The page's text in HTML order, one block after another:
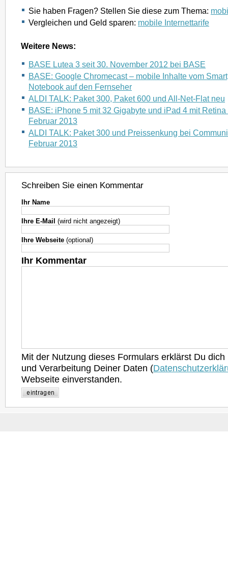
Sie haben Fragen? Stellen Sie diese zum Thema:
Vergleichen und Geld sparen: mobile Internettarife
Weitere News:
BASE Lutea 3 seit 30. November 2012 bei BASE
BASE: Google Chromecast – mobile Inhalte vom
Notebook auf den Fernseher
ALDI TALK: Paket 300, Paket 600 und All-Net-Flat neu
BASE: iPhone 5 mit 32 Gigabyte und iPad 4 mit
Februar 2013
ALDI TALK: Paket 300 und Preissenkung bei
Februar 2013
Schreiben Sie einen Kommentar
Ihr Name
Ihre E-Mail (wird nicht angezeigt)
Ihre Webseite (optional)
Ihr Kommentar
Mit der Nutzung dieses Formulars erklärst Du
und Verarbeitung Deiner Daten (
Webseite einverstanden.